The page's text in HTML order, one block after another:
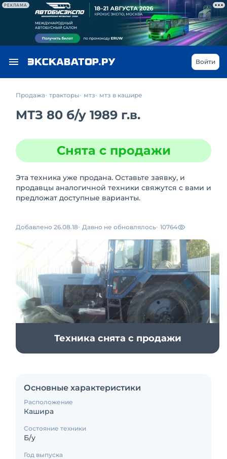
РЕКЛАМА
Войти
Продажа тракторы мтз мтз в кашире
МТЗ 80 б/у 1989 г.в.
Снята с продажи
Эта техника уже продана. Оставьте заявку, и
продавцы аналогичной техники свяжутся с вами и
предложат доступные варианты.
Добавлено 26.08.18 Давно не обновлялось 10764
Техника снята с продажи
Основные характеристики
Расположение
Кашира
Состояние техники
Б/у
Год выпуска